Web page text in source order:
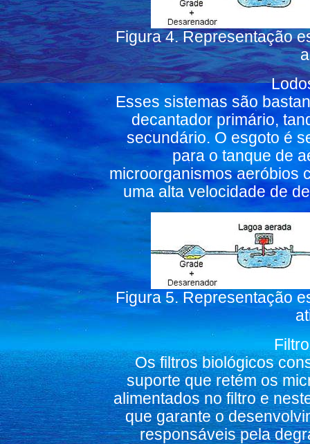
Figura 4. Representação
Esses sistemas são
decantador primário,
secundário. O esgoto é
para o tanque de
microorganismos aeróbios
uma alta velocidade de
Figura 5. Representação
Os filtros biológicos
suporte que retém os
alimentados no filtro e
que garante o
responsáveis pela